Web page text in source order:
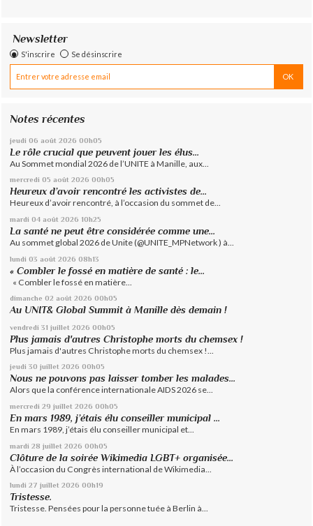
Newsletter
S'inscrire Se désinscrire
Notes récentes
jeudi 06 août 2026 00h05
Le rôle crucial que peuvent jouer les élus...
Au Sommet mondial 2026 de l’UNITE à Manille, aux...
mercredi 05 août 2026 00h05
Heureux d’avoir rencontré les activistes de...
Heureux d’avoir rencontré, à l’occasion du sommet de...
mardi 04 août 2026 10h25
La santé ne peut être considérée comme une...
Au sommet global 2026 de Unite (@UNITE_MPNetwork ) à...
lundi 03 août 2026 08h13
« Combler le fossé en matière de santé : le...
« Combler le fossé en matière...
dimanche 02 août 2026 00h05
Au UNIT& Global Summit à Manille dès demain !
vendredi 31 juillet 2026 00h05
Plus jamais d'autres Christophe morts du chemsex !
Plus jamais d'autres Christophe morts du chemsex !...
jeudi 30 juillet 2026 00h05
Nous ne pouvons pas laisser tomber les malades...
Alors que la conférence internationale AIDS 2026 se...
mercredi 29 juillet 2026 00h05
En mars 1989, j’étais élu conseiller municipal ...
En mars 1989, j’étais élu conseiller municipal et...
mardi 28 juillet 2026 00h05
Clôture de la soirée Wikimedia LGBT+ organisée...
À l’occasion du Congrès international de Wikimedia...
lundi 27 juillet 2026 00h19
Tristesse.
Tristesse. Pensées pour la personne tuée à Berlin à...